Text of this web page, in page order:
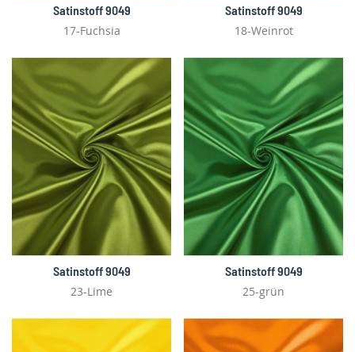
Satinstoff 9049
17-Fuchsia
Satinstoff 9049
18-Weinrot
Satinstoff 9049
23-Lime
Satinstoff 9049
25-grün